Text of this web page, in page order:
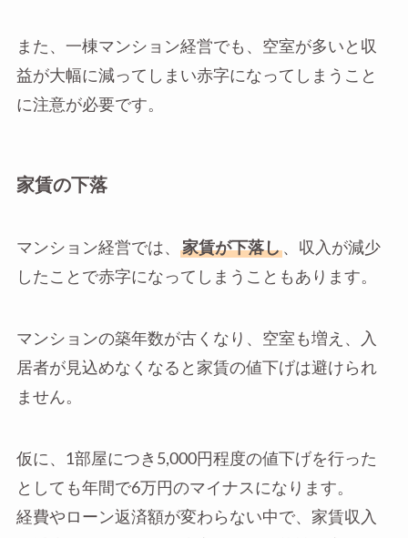
また、一棟マンション経営でも、空室が多いと収
益が大幅に減ってしまい赤字になってしまうこと
に注意が必要です。
家賃の下落
マンション経営では、 家賃が下落し、収入が減少
したことで赤字になってしまうこともあります。
マンションの築年数が古くなり、空室も増え、入
居者が見込めなくなると家賃の値下げは避けられ
ません。
仮に、1部屋につき5,000円程度の値下げを行った
としても年間で6万円のマイナスになります。
経費やローン返済額が変わらない中で、家賃収入